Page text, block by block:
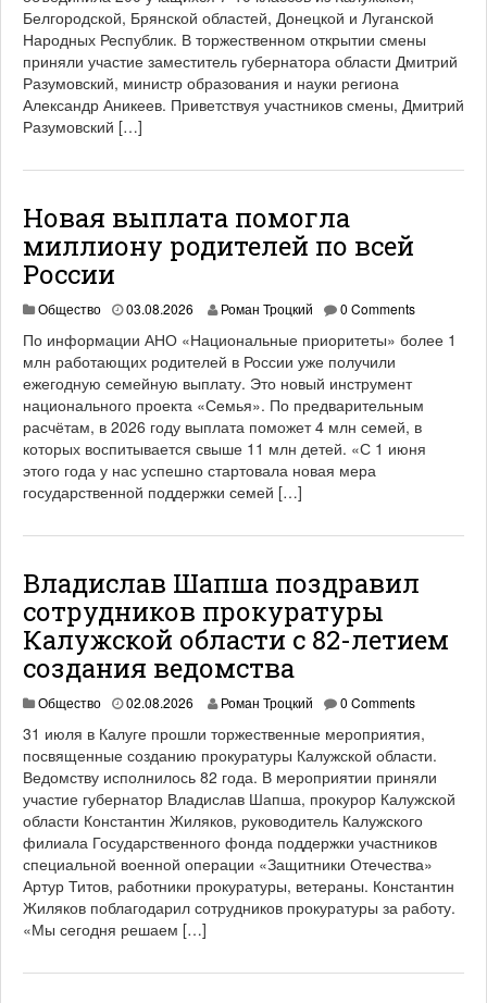
Белгородской, Брянской областей, Донецкой и Луганской
Народных Республик. В торжественном открытии смены
приняли участие заместитель губернатора области Дмитрий
Разумовский, министр образования и науки региона
Александр Аникеев. Приветствуя участников смены, Дмитрий
Разумовский […]
Новая выплата помогла
миллиону родителей по всей
России
Общество 03.08.2026 Роман Троцкий 0 Comments
По информации АНО «Национальные приоритеты» более 1
млн работающих родителей в России уже получили
ежегодную семейную выплату. Это новый инструмент
национального проекта «Семья». По предварительным
расчётам, в 2026 году выплата поможет 4 млн семей, в
которых воспитывается свыше 11 млн детей. «С 1 июня
этого года у нас успешно стартовала новая мера
государственной поддержки семей […]
Владислав Шапша поздравил
сотрудников прокуратуры
Калужской области с 82-летием
создания ведомства
Общество 02.08.2026 Роман Троцкий 0 Comments
31 июля в Калуге прошли торжественные мероприятия,
посвященные созданию прокуратуры Калужской области.
Ведомству исполнилось 82 года. В мероприятии приняли
участие губернатор Владислав Шапша, прокурор Калужской
области Константин Жиляков, руководитель Калужского
филиала Государственного фонда поддержки участников
специальной военной операции «Защитники Отечества»
Артур Титов, работники прокуратуры, ветераны. Константин
Жиляков поблагодарил сотрудников прокуратуры за работу.
«Мы сегодня решаем […]